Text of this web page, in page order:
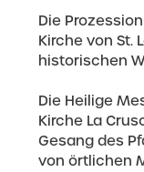
Die
Kirche von St.
historischen
Die Heilige
Kirche La
Gesang des
von örtlichen